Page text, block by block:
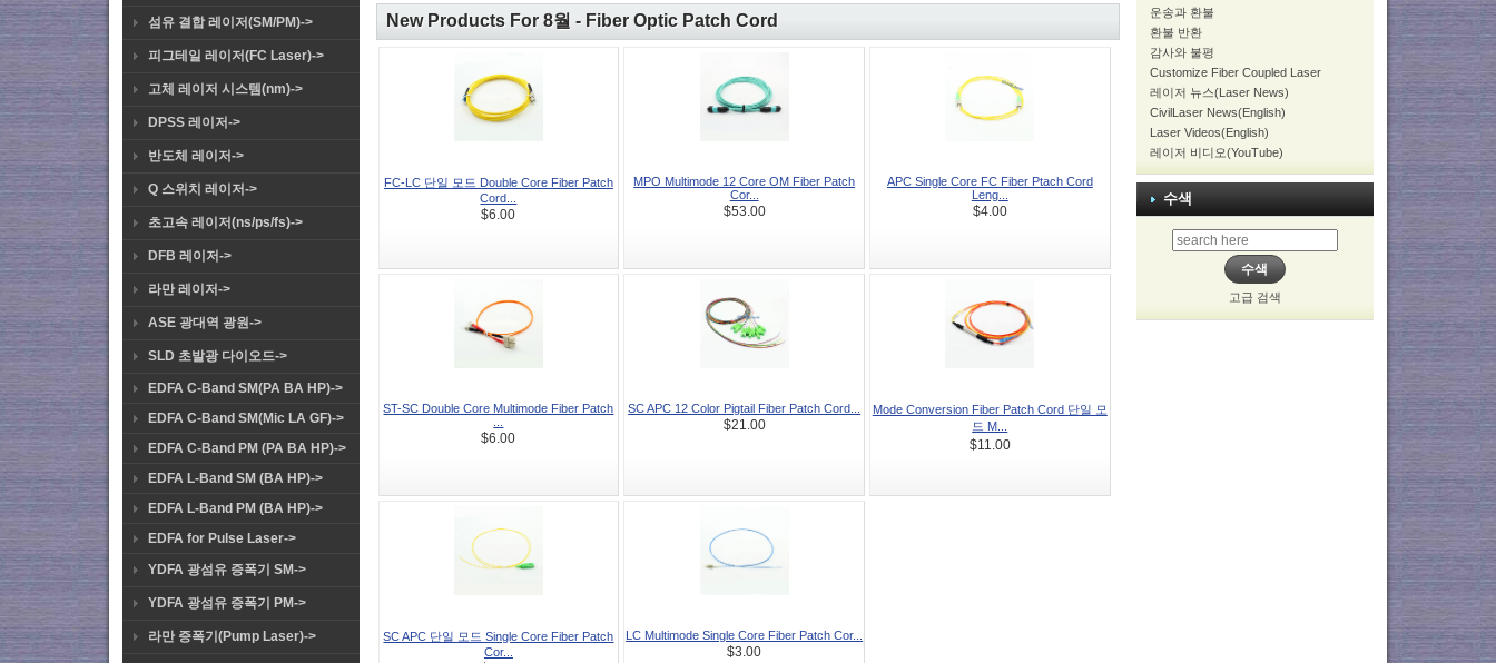
섬유 결합 레이저(SM/PM)->
피그테일 레이저(FC Laser)->
고체 레이저 시스템(nm)->
DPSS 레이저->
반도체 레이저->
Q 스위치 레이저->
초고속 레이저(ns/ps/fs)->
DFB 레이저->
라만 레이저->
ASE 광대역 광원->
SLD 초발광 다이오드->
EDFA C-Band SM(PA BA HP)->
EDFA C-Band SM(Mic LA GF)->
EDFA C-Band PM (PA BA HP)->
EDFA L-Band SM (BA HP)->
EDFA L-Band PM (BA HP)->
EDFA for Pulse Laser->
YDFA 광섬유 증폭기 SM->
YDFA 광섬유 증폭기 PM->
라만 증폭기(Pump Laser)->
New Products For 8월 - Fiber Optic Patch Cord
FC-LC 단일 모드 Double Core Fiber Patch
Cord...
$6.00
MPO Multimode 12 Core OM Fiber Patch
Cor...
$53.00
APC Single Core FC Fiber Ptach Cord
Leng...
$4.00
ST-SC Double Core Multimode Fiber Patch
$6.00
SC APC 12 Color Pigtail Fiber Patch Cord...
$21.00
Mode Conversion Fiber Patch Cord 단일 모
드 M...
$11.00
SC APC 단일 모드 Single Core Fiber Patch
Cor...
LC Multimode Single Core Fiber Patch Cor...
$3.00
운송과 환불
환불 반환
감사와 불평
Customize Fiber Coupled Laser
레이저 뉴스(Laser News)
CivilLaser News(English)
Laser Videos(English)
레이저 비디오(YouTube)
수색
고급 검색